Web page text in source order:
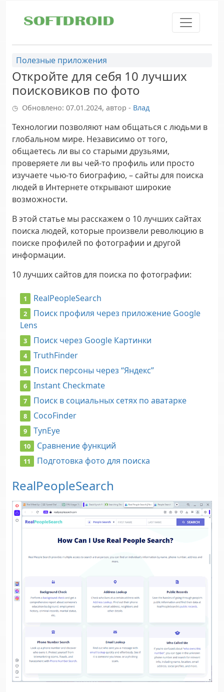
Полезные приложения
Откройте для себя 10 лучших
поисковиков по фото
Обновлено: 07.01.2024, автор - Влад
Технологии позволяют нам общаться с людьми в
глобальном мире. Независимо от того,
общаетесь ли вы со старыми друзьями,
проверяете ли вы чей-то профиль или просто
изучаете чью-то биографию, – сайты для поиска
людей в Интернете открывают широкие
возможности.
В этой статье мы расскажем о 10 лучших сайтах
поиска людей, которые произвели революцию в
поиске профилей по фотографии и другой
информации.
10 лучших сайтов для поиска по фотографии:
RealPeopleSearch
Поиск профиля через приложение Google
Lens
Поиск через Google Картинки
TruthFinder
Поиск персоны через “Яндекс”
Instant Checkmate
Поиск в социальных сетях по аватарке
CocoFinder
TynEye
Сравнение функций
Подготовка фото для поиска
RealPeopleSearch